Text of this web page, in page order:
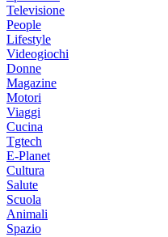
Televisione
People
Lifestyle
Videogiochi
Donne
Magazine
Motori
Viaggi
Cucina
Tgtech
E-Planet
Cultura
Salute
Scuola
Animali
Spazio